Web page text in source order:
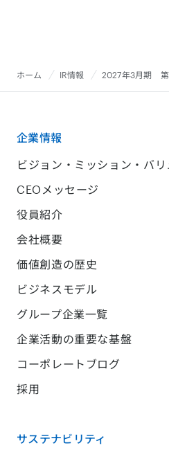
ホーム IR情報 2027年3月期 第
企業情報
ビジョン・ミッション・バリ
CEOメッセージ
役員紹介
会社概要
価値創造の歴史
ビジネスモデル
グループ企業一覧
企業活動の重要な基盤
コーポレートブログ
採用
サステナビリティ